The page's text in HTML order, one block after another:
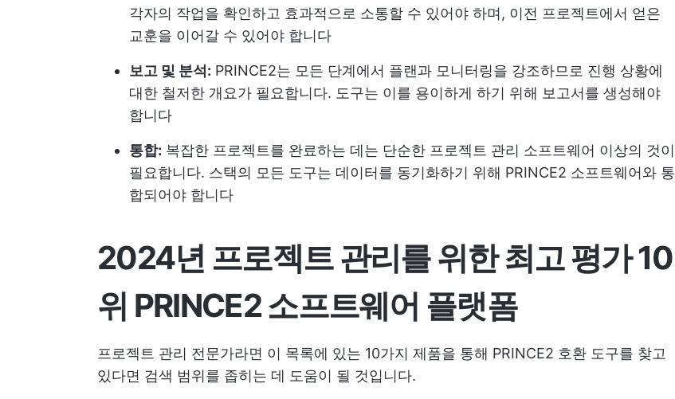
각자의 작업을 확인하고 효과적으로 소통할 수 있어야 하며, 이전 프로젝트에서 얻은
교훈을 이어갈 수 있어야 합니다
보고 및 분석: PRINCE2는 모든 단계에서 플랜과 모니터링을 강조하므로 진행 상황에
대한 철저한 개요가 필요합니다. 도구는 이를 용이하게 하기 위해 보고서를 생성해야
합니다
통합: 복잡한 프로젝트를 완료하는 데는 단순한 프로젝트 관리 소프트웨어 이상의 것이
필요합니다. 스택의 모든 도구는 데이터를 동기화하기 위해 PRINCE2 소프트웨어와 통
합되어야 합니다
2024년 프로젝트 관리를 위한 최고 평가 10
위 PRINCE2 소프트웨어 플랫폼
프로젝트 관리 전문가라면 이 목록에 있는 10가지 제품을 통해 PRINCE2 호환 도구를 찾고
있다면 검색 범위를 좁히는 데 도움이 될 것입니다.